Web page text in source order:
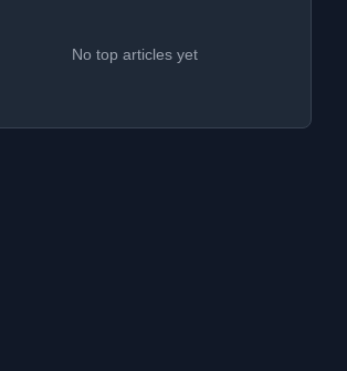
No top articles yet